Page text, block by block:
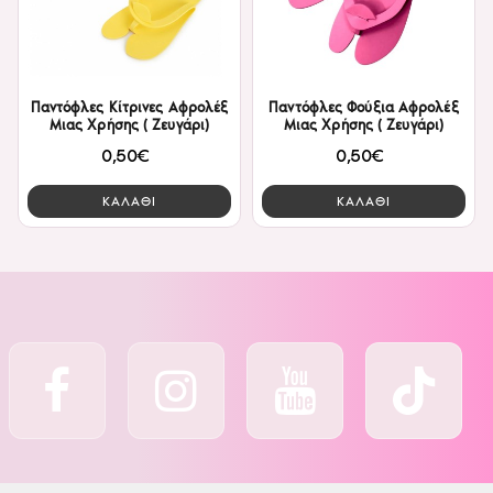
Παντόφλες Κίτρινες Αφρολέξ
Μιας Χρήσης ( Ζευγάρι)
0,50€
ΚΑΛΑΘΙ
Παντόφλες Φούξια Αφρολέξ
Μιας Χρήσης ( Ζευγάρι)
0,50€
ΚΑΛΑΘΙ